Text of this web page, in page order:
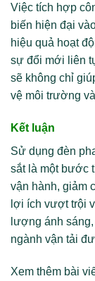
Việc tích hợp
biến hiện đại
hiệu quả hoạt
sự đổi mới liên
sẽ không chỉ
vệ môi trường
Kết luận
Sử dụng đèn
sắt là một bước
vận hành, giảm
lợi ích vượt trội
lượng ánh
ngành vận tải
Xem thêm bài